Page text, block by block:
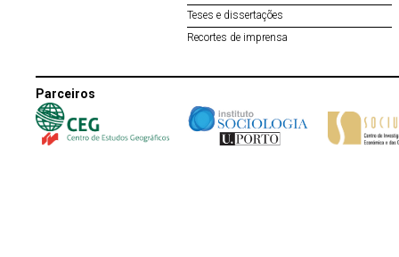
Teses e dissertações
Recortes de imprensa
Parceiros